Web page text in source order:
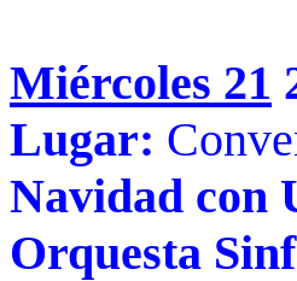
Miércoles 21
Lugar:
Navidad con
Orquesta